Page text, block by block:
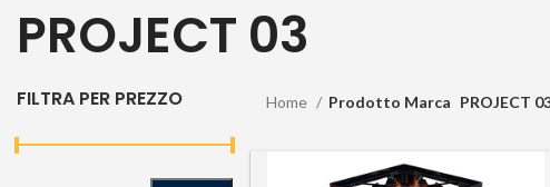
PROJECT 03
FILTRA PER PREZZO Home Prodotto Marca PROJECT